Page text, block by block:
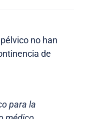
no han
de
para la